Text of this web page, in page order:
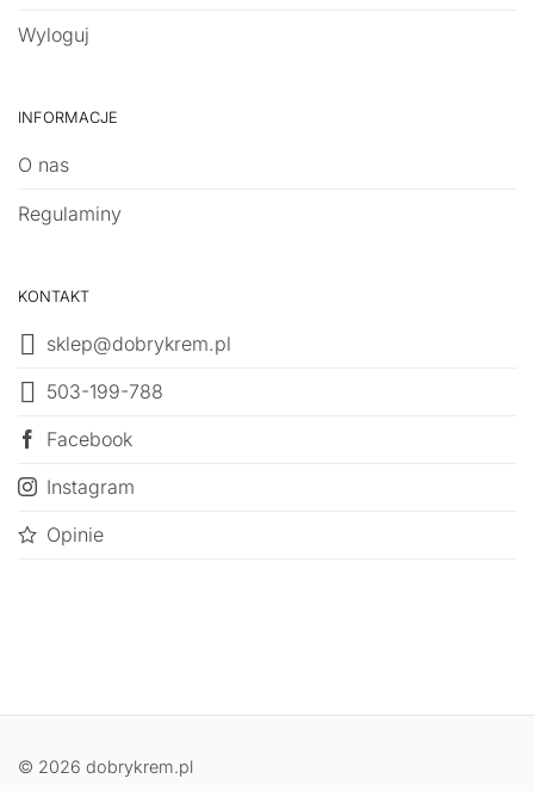
Wyloguj
INFORMACJE
O nas
Regulaminy
KONTAKT
sklep@dobrykrem.pl
503-199-788
Facebook
Instagram
Opinie
© 2026 dobrykrem.pl